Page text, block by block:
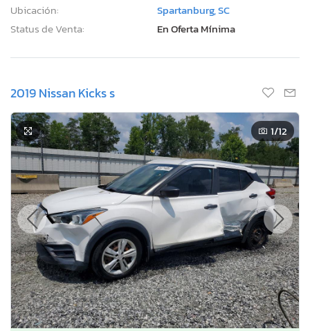
Ubicación:
Spartanburg, SC
Status de Venta:
En Oferta Mínima
2019 Nissan Kicks s
1/12